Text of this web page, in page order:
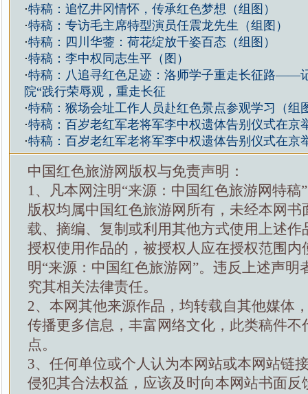
·特稿：追忆井冈情怀，传承红色梦想（组图）
·特稿：专访毛主席特型演员任震龙先生（组图）
·特稿：四川华蓥：荷花绽放千姿百态（组图）
·特稿：李中权同志生平（图）
·特稿：八追寻红色足迹：洛师学子重走长征路——
院“践行荣辱观，重走长征
·特稿：猴场会址工作人员赴红色景点参观学习（组
·特稿：百岁老红军老将军李中权遗体告别仪式在京
·特稿：百岁老红军老将军李中权遗体告别仪式在京
中国红色旅游网版权与免责声明：
1、凡本网注明“来源：中国红色旅游网特稿
版权均属中国红色旅游网所有，未经本网书
载、摘编、复制或利用其他方式使用上述作
授权使用作品的，被授权人应在授权范围内
明“来源：中国红色旅游网”。违反上述声明
究其相关法律责任。
2、本网其他来源作品，均转载自其他媒体
传播更多信息，丰富网络文化，此类稿件不
点。
3、任何单位或个人认为本网站或本网站链
侵犯其合法权益，应该及时向本网站书面反